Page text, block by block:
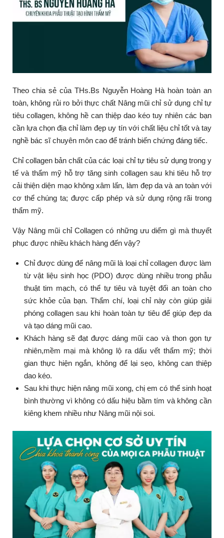
Theo chia sẻ của THs.Bs Nguyễn Hoàng Hà hoàn toàn an
toàn, không rủi ro bởi thực chất Nâng mũi chỉ sử dụng chỉ tự
tiêu collagen, không hề can thiệp dao kéo tuy nhiên các bạn
cần lựa chọn địa chỉ làm đẹp uy tín với chất liệu chỉ tốt và tay
nghề bác sĩ chuyên môn cao để tránh biến chứng đáng tiếc.
Chỉ collagen bản chất của các loại chỉ tự tiêu sử dụng trong y
tế và thẩm mỹ hỗ trợ tăng sinh collagen sau khi tiêu hỗ trợ
cải thiện diện mạo không xâm lấn, làm đẹp da và an toàn với
cơ thể chúng ta; được cấp phép và sử dụng rộng rãi trong
thẩm mỹ.
Vậy Nâng mũi chỉ Collagen có những ưu diểm gì mà thuyết
phục được nhiều khách hàng đến vậy?
Chỉ được dùng để nâng mũi là loại chỉ collagen được làm
từ vật liệu sinh học (PDO) được dùng nhiều trong phẫu
thuật tim mạch, có thể tự tiêu và tuyệt đối an toàn cho
sức khỏe của bạn. Thẩm chí, loại chỉ này còn giúp giải
phóng collagen sau khi hoàn toàn tự tiêu để giúp đẹp da
và tạo dáng mũi cao.
Khách hàng sẽ đạt được dáng mũi cao và thon gọn tự
nhiên,mềm mại mà không lộ ra dấu vết thẩm mỹ; thời
gian thực hiện ngắn, không để lại sẹo, không can thiệp
dao kéo.
Sau khi thực hiện nâng mũi xong, chị em có thể sinh hoạt
bình thường vì không có dấu hiệu bầm tím và không cần
kiêng khem nhiều như Nâng mũi nội soi.